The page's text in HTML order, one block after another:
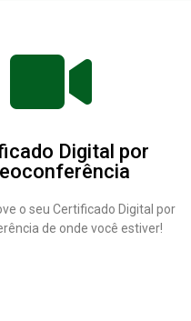
Digital por
o seu Certificado Digital por
de onde você estiver!